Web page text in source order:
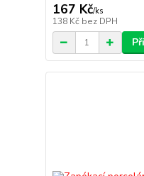
167 Kč/ks
138 Kč bez DPH